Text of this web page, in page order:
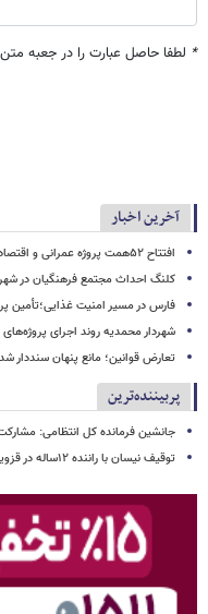
* لطفا حاصل عبارت را در جعبه متن
آخرین اخبار
افتتاح ۵۲همت پروژه عمرانی و اقتصادی در قزوین طی هفته دولت
کلنگ احداث مجتمع فرهنگیان در
فارس در مسیر امنیت غذایی؛تأمین‌
شهردار محمدیه روند اجرای پروژه‌های
تعارض قوانین؛ مانع پنهان سنددار
پربیننده‌ترین
جانشین فرمانده کل انتظامی:
توقیف نیسان با راننده ۱۲ساله در قزوین